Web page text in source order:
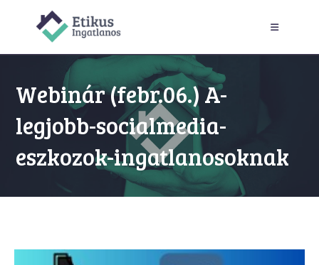
Webinár (febr.06.) A-
legjobb-socialmedia-
eszkozok-ingatlanosoknak